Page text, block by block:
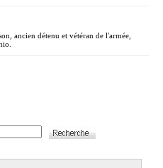
ancien détenu et vétéran de l'armée,